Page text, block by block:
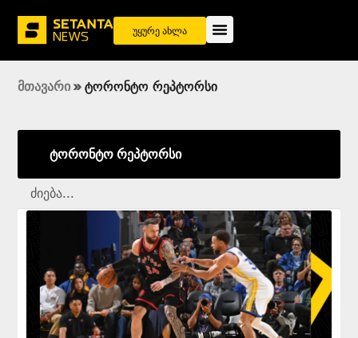
უყურე ახლა
მთავარი » ტორონტო რეპტორსი
ტორონტო რეპტორსი